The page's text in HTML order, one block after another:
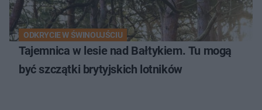
ODKRYCIE W ŚWINOUJŚCIU
Tajemnica w lesie nad Bałtykiem. Tu mogą
być szczątki brytyjskich lotników